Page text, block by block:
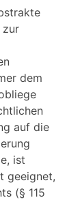
zur
dem
auf die
ist
geeignet,
(§ 115